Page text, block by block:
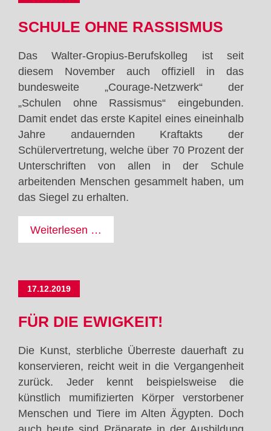
SCHULE OHNE RASSISMUS
Das Walter-Gropius-Berufskolleg ist seit
diesem November auch offiziell in das
bundesweite „Courage-Netzwerk“ der
„Schulen ohne Rassismus“ eingebunden.
Damit endet das erste Kapitel eines eineinhalb
Jahre andauernden Kraftakts der
Schülervertretung, welche über 70 Prozent der
Unterschriften von allen in der Schule
arbeitenden Menschen gesammelt haben, um
das Siegel zu erhalten.
Weiterlesen …
ohne
17.12.2019
FÜR DIE EWIGKEIT!
Die Kunst, sterbliche Überreste dauerhaft zu
konservieren, reicht weit in die Vergangenheit
zurück. Jeder kennt beispielsweise die
künstlich mumifizierten Körper verstorbener
Menschen und Tiere im Alten Ägypten. Doch